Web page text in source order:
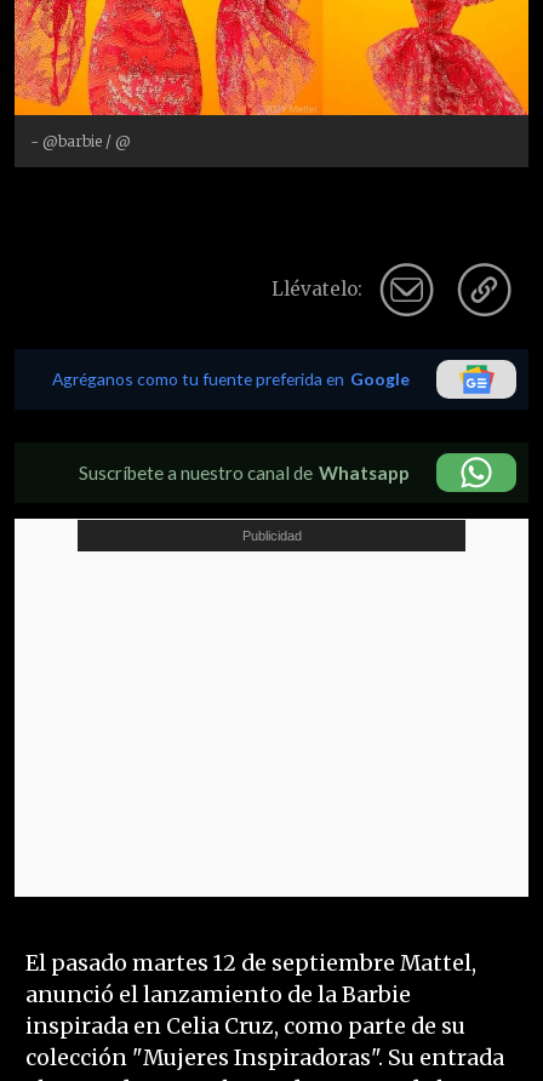
- @barbie / @
Llévatelo:
Agréganos como tu fuente preferida en Google
Suscríbete a nuestro canal de Whatsapp
El pasado martes 12 de septiembre Mattel,
anunció el lanzamiento de la Barbie
inspirada en Celia Cruz, como parte de su
colección "Mujeres Inspiradoras". Su entrada